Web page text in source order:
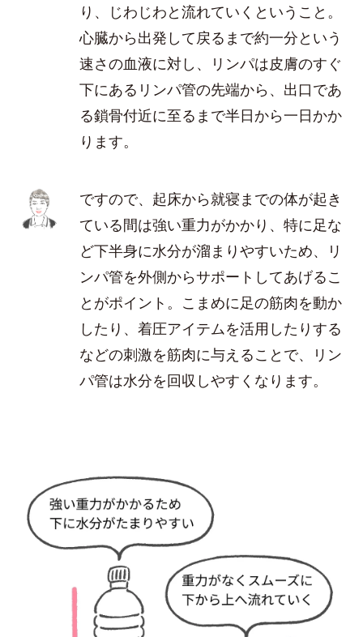
り、じわじわと流れていくということ。
心臓から出発して戻るまで約一分という
速さの血液に対し、リンパは皮膚のすぐ
下にあるリンパ管の先端から、出口であ
る鎖骨付近に至るまで半日から一日かか
ります。
ですので、起床から就寝までの体が起き
ている間は強い重力がかかり、特に足な
ど下半身に水分が溜まりやすいため、リ
ンパ管を外側からサポートしてあげるこ
とがポイント。こまめに足の筋肉を動か
したり、着圧アイテムを活用したりする
などの刺激を筋肉に与えることで、リン
パ管は水分を回収しやすくなります。